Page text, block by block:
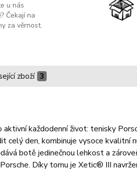
u nás
Čekají na
za věrnost.
zboží 3
každodenní život: tenisky
celý den, kombinuje vysoce kvalitní
botě jedinečnou lehkost a
Díky tomu je Xetic® III